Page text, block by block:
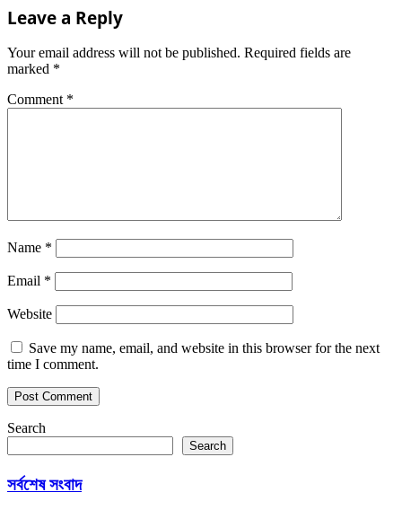
Leave a Reply
Your email address will not be published. Required fields are
marked *
Comment *
Name *
Email *
Website
Save my name, email, and website in this browser for the next
time I comment.
Search
Search
সর্বশেষ সংবাদ